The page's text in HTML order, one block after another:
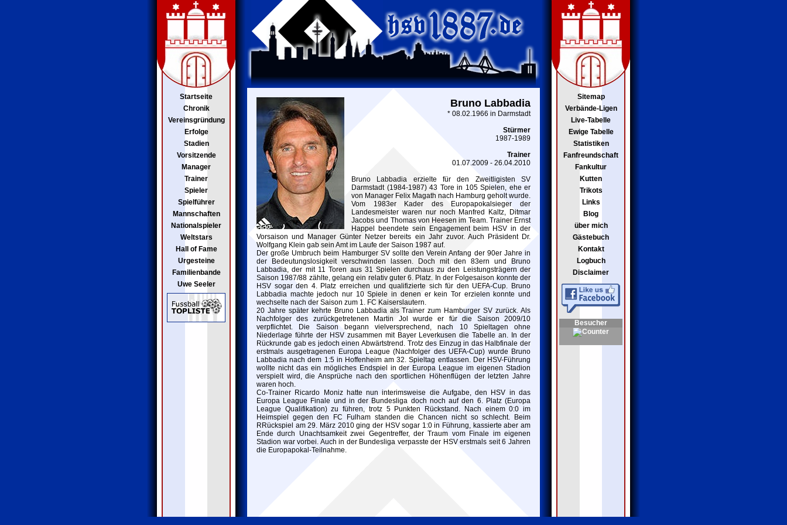
Startseite
Chronik
Vereinsgründung
Erfolge
Stadien
Vorsitzende
Manager
Trainer
Spieler
Spielführer
Mannschaften
Nationalspieler
Weltstars
Hall of Fame
Urgesteine
Familienbande
Uwe Seeler
Sitemap
Verbände-Ligen
Live-Tabelle
Ewige Tabelle
Statistiken
Fanfreundschaft
Fankultur
Kutten
Trikots
Links
Blog
über mich
Gästebuch
Kontakt
Logbuch
Disclaimer
Besucher
Bruno Labbadia
* 08.02.1966 in Darmstadt
Stürmer
1987-1989
Trainer
01.07.2009 - 26.04.2010
Bruno Labbadia erzielte für den Zweitligisten SV
Darmstadt (1984-1987) 43 Tore in 105 Spielen, ehe er
von Manager Felix Magath nach Hamburg geholt wurde.
Vom 1983er Kader des Europapokalsieger der
Landesmeister waren nur noch Manfred Kaltz, Ditmar
Jacobs und Thomas von Heesen im Team. Trainer Ernst
Happel beendete sein Engagement beim HSV in der
Vorsaison und Manager Günter Netzer bereits ein Jahr zuvor. Auch Präsident Dr.
Wolfgang Klein gab sein Amt im Laufe der Saison 1987 auf.
Der große Umbruch beim Hamburger SV sollte den Verein Anfang der 90er Jahre in
der Bedeutungslosigkeit verschwinden lassen. Doch mit den 83ern und Bruno
Labbadia, der mit 11 Toren aus 31 Spielen durchaus zu den Leistungsträgern der
Saison 1987/88 zählte, gelang ein relativ guter 6. Platz. In der Folgesaison konnte der
HSV sogar den 4. Platz erreichen und qualifizierte sich für den UEFA-Cup. Bruno
Labbadia machte jedoch nur 10 Spiele in denen er kein Tor erzielen konnte und
wechselte nach der Saison zum 1. FC Kaiserslautern.
20 Jahre später kehrte Bruno Labbadia als Trainer zum Hamburger SV zurück. Als
Nachfolger des zurückgetretenen Martin Jol wurde er für die Saison 2009/10
verpflichtet. Die Saison begann vielversprechend, nach 10 Spieltagen ohne
Niederlage führte der HSV zusammen mit Bayer Leverkusen die Tabelle an. In der
Rückrunde gab es jedoch einen Abwärtstrend. Trotz des Einzug in das Halbfinale der
erstmals ausgetragenen Europa League (Nachfolger des UEFA-Cup) wurde Bruno
Labbadia nach dem 1:5 in Hoffenheim am 32. Spieltag entlassen. Der HSV-Führung
wollte nicht das ein mögliches Endspiel in der Europa League im eigenen Stadion
verspielt wird, die Ansprüche nach den sportlichen Höhenflügen der letzten Jahre
waren hoch.
Co-Trainer Ricardo Moniz hatte nun interimsweise die Aufgabe, den HSV in das
Europa League Finale und in der Bundesliga doch noch auf den 6. Platz (Europa
League Qualifikation) zu führen, trotz 5 Punkten Rückstand. Nach einem 0:0 im
Heimspiel gegen den FC Fulham standen die Chancen nicht so schlecht. Beim
RRückspiel am 29. März 2010 ging der HSV sogar 1:0 in Führung, kassierte aber am
Ende durch Unachtsamkeit zwei Gegentreffer, der Traum vom Finale im eigenen
Stadion war vorbei. Auch in der Bundesliga verpasste der HSV erstmals seit 6 Jahren
die Europapokal-Teilnahme.